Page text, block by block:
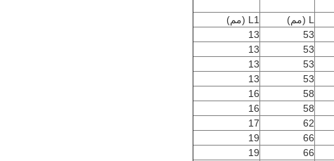
L (مم)
L1 (مم)
53
13
53
13
53
13
53
13
58
16
58
16
62
17
66
19
66
19